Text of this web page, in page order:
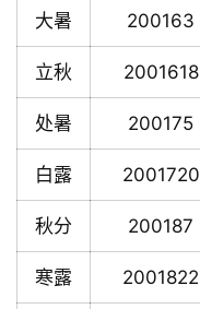
大暑 200163
立秋 2001618
处暑 200175
白露 2001720
秋分 200187
寒露 2001822